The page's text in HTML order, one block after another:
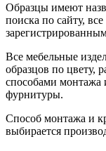
Образцы имеют
поиска по сайту,
Все мебельные
образцов по цвету,
способами монтажа
фурнитуры.
Способ монтажа и
выбирается